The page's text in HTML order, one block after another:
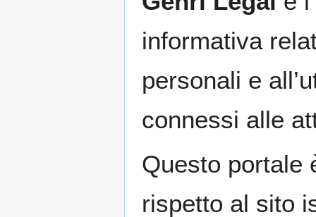
informativa
personali e
connessi alle
Questo portale
rispetto al sito